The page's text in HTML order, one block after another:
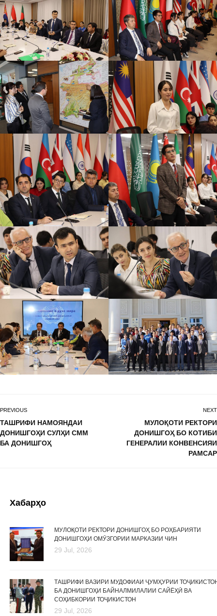
PREVIOUS
ТАШРИФИ НАМОЯНДАИ
ДОНИШГОҲИ СУЛҲИ СММ
БА ДОНИШГОҲ
NEXT
МУЛОҚОТИ РЕКТОРИ
ДОНИШГОҲ БО КОТИБИ
ГЕНЕРАЛИИ КОНВЕНСИЯИ
РАМСАР
Хабарҳо
МУЛОҚОТИ РЕКТОРИ ДОНИШГОҲ БО РОҲБАРИЯТИ
ДОНИШГОҲИ ОМӮЗГОРИИ МАРКАЗИИ ЧИН
29 Jul, 2026
ТАШРИФИ ВАЗИРИ МУДОФИАИ ҶУМҲУРИИ
БА ДОНИШГОҲИ БАЙНАЛМИЛАЛИИ САЙЁҲӢ ВА
СОҲИБКОРИИ ТОҶИКИСТОН
29 Jul, 2026